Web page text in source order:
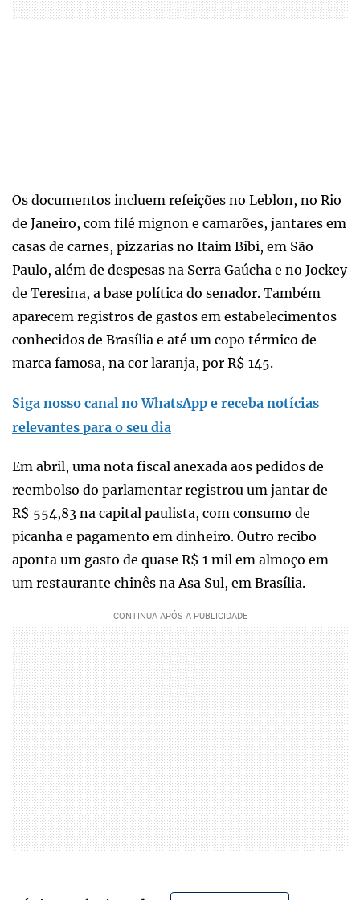
Os documentos incluem refeições no Leblon, no Rio
de Janeiro, com filé mignon e camarões, jantares em
casas de carnes, pizzarias no Itaim Bibi, em São
Paulo, além de despesas na Serra Gaúcha e no Jockey
de Teresina, a base política do senador. Também
aparecem registros de gastos em estabelecimentos
conhecidos de Brasília e até um copo térmico de
marca famosa, na cor laranja, por R$ 145.
Siga nosso canal no WhatsApp e receba notícias
relevantes para o seu dia
Em abril, uma nota fiscal anexada aos pedidos de
reembolso do parlamentar registrou um jantar de
R$ 554,83 na capital paulista, com consumo de
picanha e pagamento em dinheiro. Outro recibo
aponta um gasto de quase R$ 1 mil em almoço em
um restaurante chinês na Asa Sul, em Brasília.